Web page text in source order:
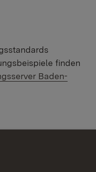
finden
Baden-
zu den